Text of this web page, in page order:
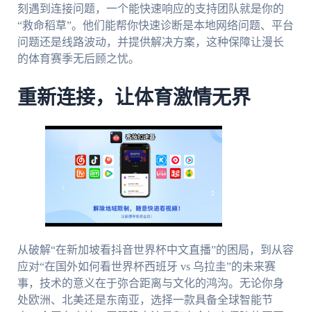
刻遇到连接问题，一个能快速响应的支持团队就是你的
“救命稻草”。他们能帮你快速诊断是本地网络问题、平台
问题还是线路波动，并提供解决方案，这种保障让漫长
的体育赛季无后顾之忧。
重新连接，让体育激情无界
从破解“在新加坡看抖音世界杯中文直播”的困局，到从容
应对“在国外如何看世界杯西班牙 vs 乌拉圭”的未来赛
事，技术的意义在于弥合距离与文化的鸿沟。无论你身
处欧洲、北美还是东南亚，选择一款具备全球智能节